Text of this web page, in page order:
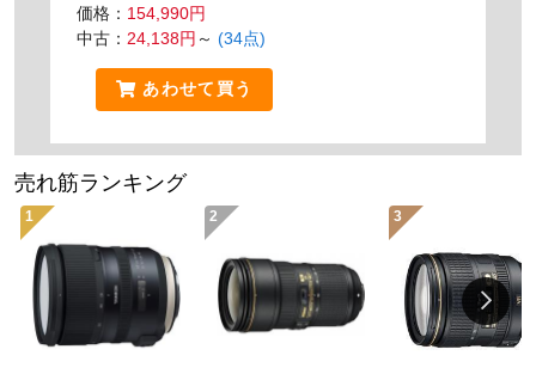
価格： 154,990円
中古： 24,138円 ～ (34点)
あわせて買う
売れ筋ランキング
1 2 3